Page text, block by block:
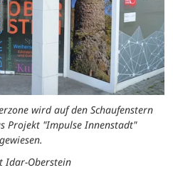
wird auf den Schaufenstern
Projekt "Impulse Innenstadt"
Idar-Oberstein